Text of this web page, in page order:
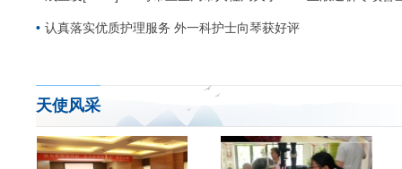
认真落实优质护理服务 外一科护士向琴获好评
天使风采